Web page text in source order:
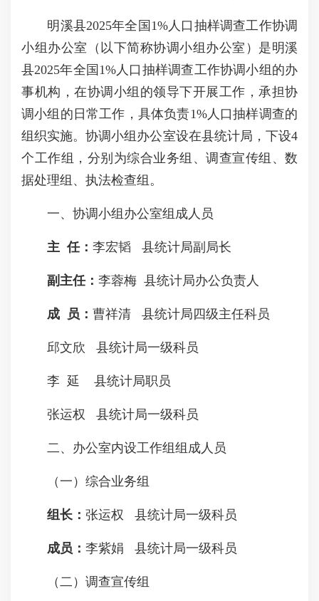
明溪县2025年全国1%人口抽样调查工作协调
小组办公室（以下简称协调小组办公室）是明溪
县2025年全国1%人口抽样调查工作协调小组的办
事机构，在协调小组的领导下开展工作，承担协
调小组的日常工作，具体负责1%人口抽样调查的
组织实施。协调小组办公室设在县统计局，下设4
个工作组，分别为综合业务组、调查宣传组、数
据处理组、执法检查组。
一、协调小组办公室组成人员
主 任： 李宏韬 县统计局副局长
副主任： 李蓉梅 县统计局办公负责人
成 员： 曹祥清 县统计局四级主任科员
邱文欣 县统计局一级科员
李 延 县统计局职员
张运权 县统计局一级科员
二、办公室内设工作组组成人员
（一）综合业务组
组长： 张运权 县统计局一级科员
成员： 李紫娟 县统计局一级科员
（二）调查宣传组